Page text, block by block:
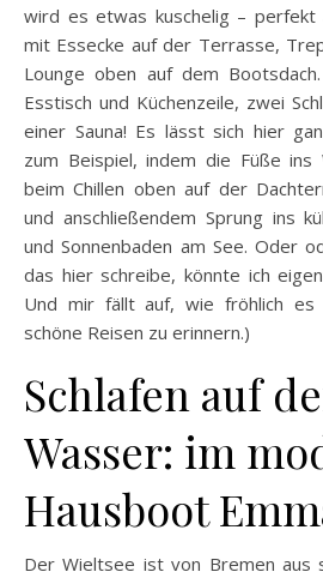
wird es etwas kuschelig – perfekt
mit Essecke auf der Terrasse,
Lounge oben auf dem
Esstisch und Küchenzeile, zwei
einer Sauna! Es lässt sich hier
zum Beispiel, indem die Füße ins
beim Chillen oben auf der
und anschließendem Sprung ins
und Sonnenbaden am See. Oder
das hier schreibe, könnte ich
Und mir fällt auf, wie fröhlich es
schöne Reisen zu erinnern.)
Schlafen auf
Wasser: im
Hausboot
Der Wieltsee ist von Bremen aus